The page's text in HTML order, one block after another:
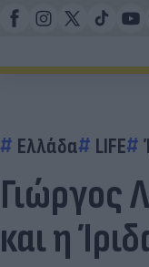
Ελλάδα LIFE
Γιώργος
και η